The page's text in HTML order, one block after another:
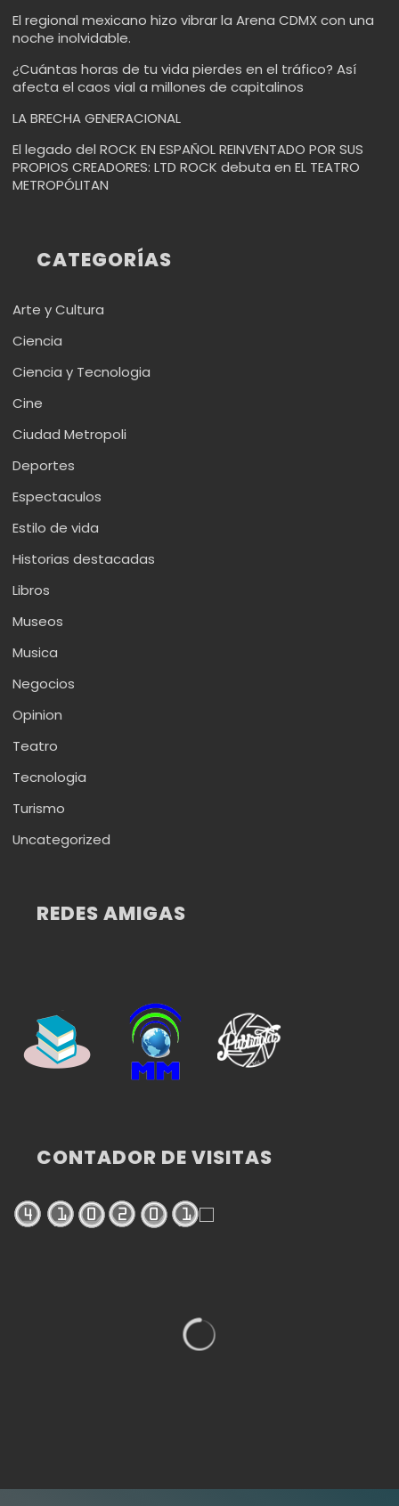
El regional mexicano hizo vibrar la Arena CDMX con una
noche inolvidable.
¿Cuántas horas de tu vida pierdes en el tráfico? Así
afecta el caos vial a millones de capitalinos
LA BRECHA GENERACIONAL
El legado del ROCK EN ESPAÑOL REINVENTADO POR SUS
PROPIOS CREADORES: LTD ROCK debuta en EL TEATRO
METROPÓLITAN
CATEGORÍAS
Arte y Cultura
Ciencia
Ciencia y Tecnologia
Cine
Ciudad Metropoli
Deportes
Espectaculos
Estilo de vida
Historias destacadas
Libros
Museos
Musica
Negocios
Opinion
Teatro
Tecnologia
Turismo
Uncategorized
REDES AMIGAS
CONTADOR DE VISITAS